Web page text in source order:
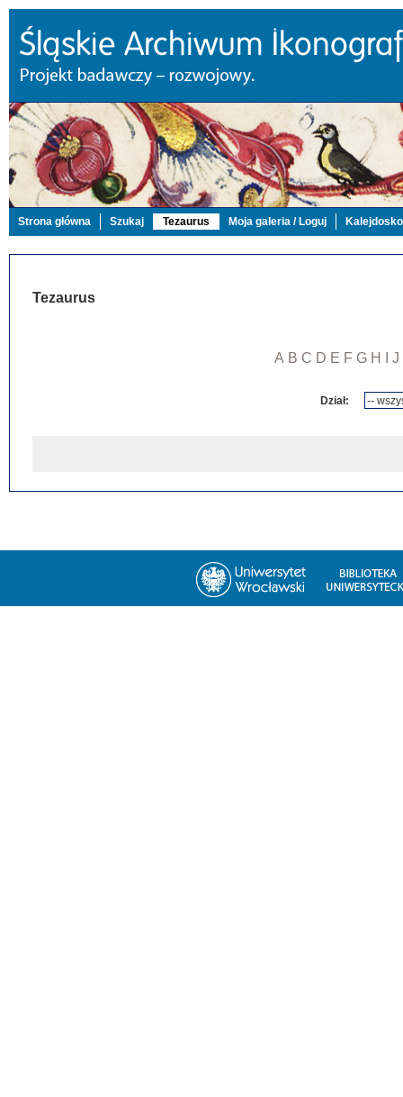
Strona główna Szukaj Tezaurus Moja galeria / Loguj
Tezaurus
A B C D E F G H J
Dział: